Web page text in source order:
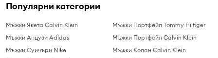
Популярни категории
Мъжки Якета Calvin Klein
Мъжки Анцузи Adidas
Мъжки Суичъри Nike
Мъжки Портфейл Tommy Hilfiger
Мъжки Портфейл Calvin Klein
Мъжки Колан Calvin Klein